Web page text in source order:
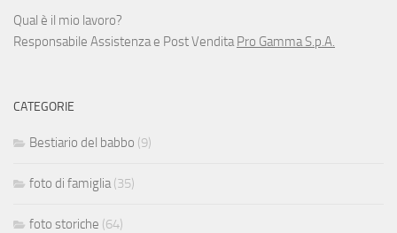
Qual è il mio lavoro?
Responsabile Assistenza e Post VenditaPro Gamma S.p.A.
CATEGORIE
Bestiario del babbo (9)
foto di famiglia(35)
foto storiche (64)